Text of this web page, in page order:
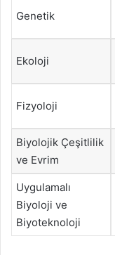
Genetik
Ekoloji
Fizyoloji
Biyolojik Çeşitlilik
ve Evrim
Uygulamalı
Biyoloji ve
Biyoteknoloji